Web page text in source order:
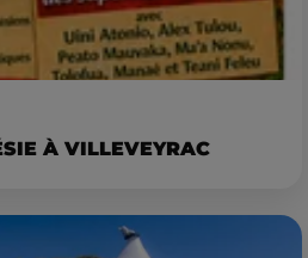
À VILLEVEYRAC